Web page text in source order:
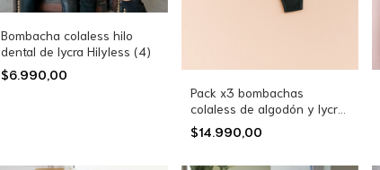
Bombacha colaless hilo
dental de lycra Hilyless (4)
$6.990,00
Pack x3 bombachas
colaless de algodón y lycra
(9150)
$14.990,00